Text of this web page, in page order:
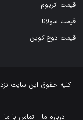
قیمت اتریوم
قیمت سولانا
قیمت دوج کوین
کلیه حقوق این سایت نزد
درباره ما
تماس با ما